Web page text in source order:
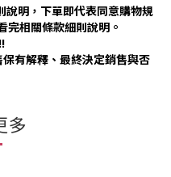
說明，下單即代表同意購物規
完相關條款細則說明。
有解釋、最終決定銷售與否
多